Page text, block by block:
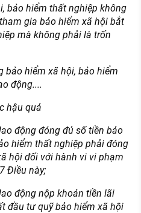
bảo hiểm thất nghiệp không
gia bảo hiểm xã hội bắt
mà không phải là trốn
bảo hiểm xã hội, bảo hiểm
động....
hậu quả
động đóng đủ số tiền bảo
hiểm thất nghiệp phải đóng
hội đối với hành vi vi phạm
Điều này;
động nộp khoản tiền lãi
đầu tư quỹ bảo hiểm xã hội